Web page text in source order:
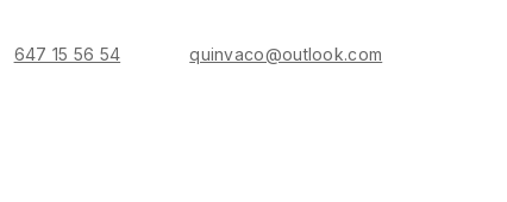
647 15 56 54 quinvaco@outlook.com